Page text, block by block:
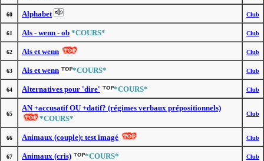
60 Alphabet Club
61 Als - wenn - ob *COURS* Club
62 Als et wenn Club
63 Als et wenn *COURS* Club
64 Alternatives pour 'dire' *COURS* Club
65
AN +accusatif OU +datif? (régimes verbaux prépositionnels)
*COURS*
Club
66 Animaux (couple): test imagé Club
67 Animaux (cris) *COURS* Club